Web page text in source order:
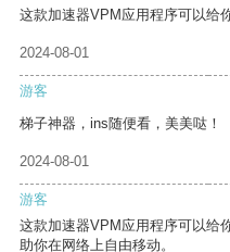
这款加速器VPM应用程序可以给
2024-08-01
游客
梯子神器，ins随便看，美美哒！
2024-08-01
游客
这款加速器VPM应用程序可以给
助你在网络上自由移动。